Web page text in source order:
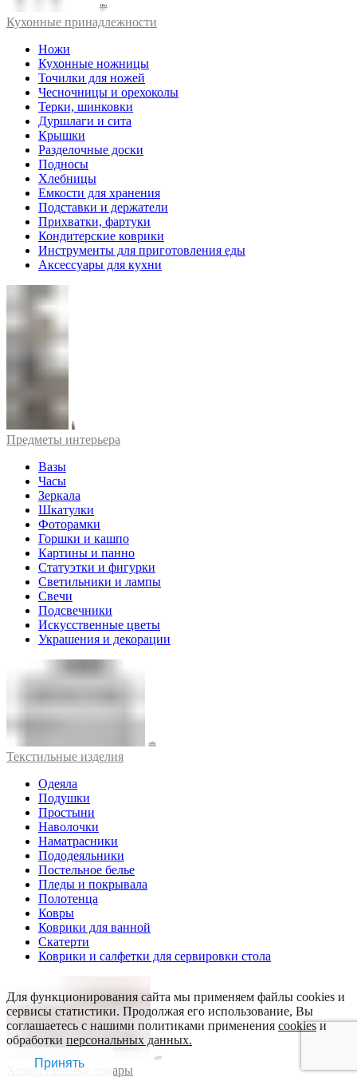
Кухонные принадлежности
Ножи
Кухонные ножницы
Точилки для ножей
Чесночницы и орехоколы
Терки, шинковки
Дуршлаги и сита
Крышки
Разделочные доски
Подносы
Хлебницы
Емкости для хранения
Подставки и держатели
Прихватки, фартуки
Кондитерские коврики
Инструменты для приготовления еды
Аксессуары для кухни
Предметы интерьера
Вазы
Часы
Зеркала
Шкатулки
Фоторамки
Горшки и кашпо
Картины и панно
Статуэтки и фигурки
Светильники и лампы
Свечи
Подсвечники
Искусственные цветы
Украшения и декорации
Текстильные изделия
Одеяла
Подушки
Простыни
Наволочки
Наматрасники
Пододеяльники
Постельное белье
Пледы и покрывала
Полотенца
Ковры
Коврики для ванной
Скатерти
Коврики и салфетки для сервировки стола
Хозяйственные товары
Для функционирования сайта мы применяем файлы cookies и
сервисы статистики. Продолжая его использование, Вы
соглашаетесь с нашими политиками применения cookiesи
обработки персональных данных.
Принять